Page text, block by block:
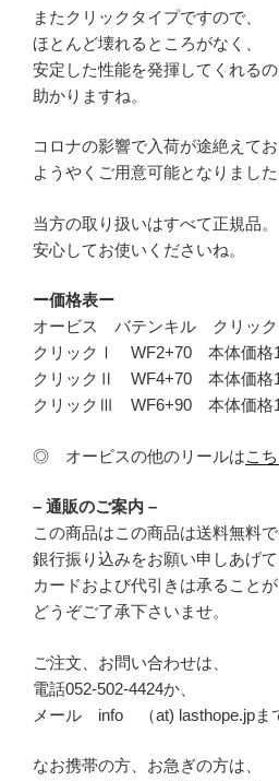
またクリックタイプですので、
ほとんど壊れるところがなく、
安定した性能を発揮してくれるの
助かりますね。
コロナの影響で入荷が途絶えてお
ようやくご用意可能となりました
当方の取り扱いはすべて正規品。
安心してお使いくださいね。
ー価格表ー
オービス バテンキル クリック
クリックⅠ WF2+70 本体価格
クリックⅡ WF4+70 本体価格
クリックⅢ WF6+90 本体価格
◎ オービスの他のリールはこ
– 通販のご案内 –
この商品はこの商品は送料無料で
銀行振り込みをお願い申しあげて
カードおよび代引きは承ることが
どうぞご了承下さいませ。
ご注文、お問い合わせは、
電話052-502-4424か、
メール info （at) lasthope.jpま
なお携帯の方、お急ぎの方は、